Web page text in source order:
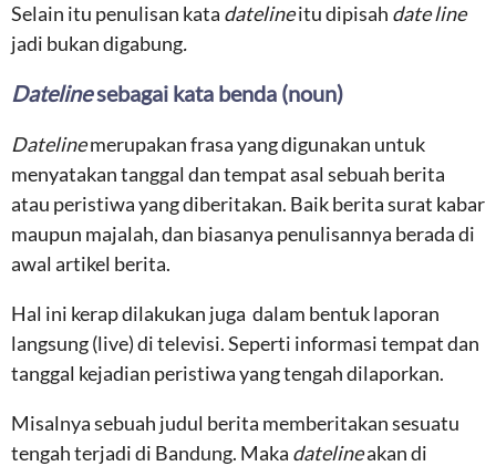
Selain itu penulisan kata datelineitu dipisah date line
jadi bukan digabung.
Datelinesebagai kata benda (noun)
Datelinemerupakan frasa yang digunakan untuk
menyatakan tanggal dan tempat asal sebuah berita
atau peristiwa yang diberitakan. Baik berita surat kabar
maupun majalah, dan biasanya penulisannya berada di
awal artikel berita.
Hal ini kerap dilakukan juga dalam bentuk laporan
langsung (live) di televisi. Seperti informasi tempat dan
tanggal kejadian peristiwa yang tengah dilaporkan.
Misalnya sebuah judul berita memberitakan sesuatu
tengah terjadi di Bandung. Maka datelineakan di